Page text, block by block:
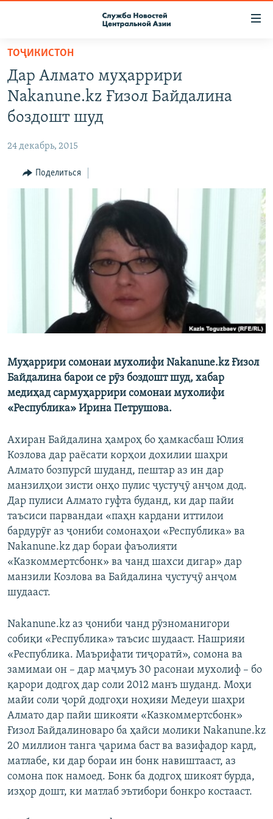
Вернуться
основному
содержанию
Вернутся
главной
навигации
Вернутся
ПОДПИСКА
КОНТАКТЫ
НАСТОЯЩЕЕ ВРЕМЯ
МИГРАНТ МЕДИА
ТОҶИКИСТОН
Дар Алмато муҳаррири
Nakanune.kz Ғизол Байдалина
боздошт шуд
24 декабрь, 2015
Поделиться
Муҳаррири сомонаи мухолифи Nakanune.kz Ғизол
Байдалина барои се рӯз боздошт шуд, хабар
медиҳад сармуҳаррири сомонаи мухолифи
«Республика» Ирина Петрушова.
Ахиран Байдалина ҳамроҳ бо ҳамкасбаш Юлия
Козлова дар раёсати корҳои дохилии шаҳри
Алмато бозпурсӣ шуданд, пештар аз ин дар
манзилҳои зисти онҳо пулис ҷустуҷӯ анҷом дод.
Дар пулиси Алмато гуфта буданд, ки дар пайи
таъсиси парвандаи «паҳн кардани иттилои
бардурӯғ аз ҷониби сомонаҳои «Республика» ва
Nakanune.kz дар бораи фаъолияти
«Казкоммертсбонк» ва чанд шахси дигар» дар
манзили Козлова ва Байдалина ҷустуҷӯ анҷом
шудааст.
Nakanune.kz аз ҷониби чанд рӯзноманигори
собиқи «Республика» таъсис шудааст. Нашрияи
«Республика. Маърифати тиҷоратӣ», сомона ва
замимаи он – дар маҷмуъ 30 расонаи мухолиф – бо
қарори додгоҳ дар соли 2012 манъ шуданд. Моҳи
майи соли ҷорӣ додгоҳи ноҳияи Медеуи шаҳри
Алмато дар пайи шикояти «Казкоммертсбонк»
Ғизол Байдалиноваро ба ҳайси молики Nakanune.kz
20 миллион танга ҷарима баст ва вазифадор кард,
матлабе, ки дар бораи ин бонк навиштааст, аз
сомона пок намоед. Бонк ба додгоҳ шикоят бурда,
изҳор дошт, ки матлаб эътибори бонкро костааст.